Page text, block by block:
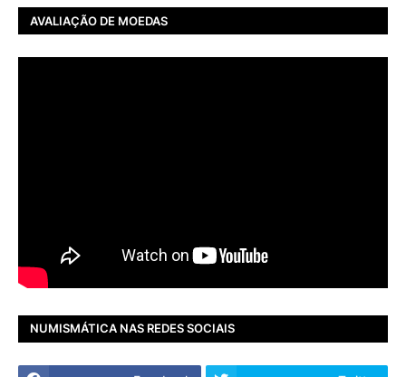
AVALIAÇÃO DE MOEDAS
NUMISMÁTICA NAS REDES SOCIAIS